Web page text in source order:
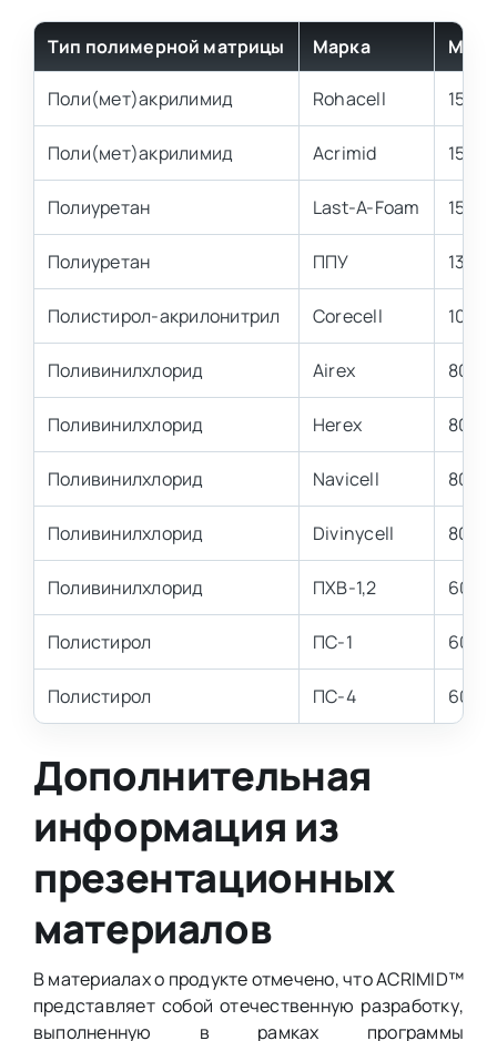
Тип полимерной матрицы Марка
Поли(мет)акрилимид Rohacell 150-
Поли(мет)акрилимид Acrimid 150-
Полиуретан Last-A-Foam 150-
Полиуретан ППУ 130-
Полистирол-акрилонитрил Corecell 100-
Поливинилхлорид Airex 80-
Поливинилхлорид Herex 80-
Поливинилхлорид Navicell 80-
Поливинилхлорид Divinycell 80-
Поливинилхлорид ПХВ-1,2 60-
Полистирол ПС-1 60-
Полистирол ПС-4 60-
Дополнительная
информация из
презентационных
материалов
В материалах о продукте отмечено, что ACRIMID™
представляет собой отечественную разработку,
выполненную в рамках программы